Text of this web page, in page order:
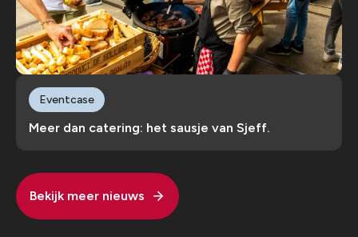
Meer dan catering: het sausje van Sjeff.
Eventcase
Bekijk meer nieuws